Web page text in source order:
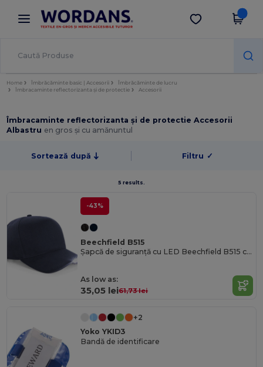
× Aplicația Wordans
Prețuri mai bune în aplicație!
Descarcă app
Home Îmbrăcăminte basic | Accesorii
Îmbrăcăminte de lucru
Îmbracaminte reflectorizanta și de protectie
Accesorii
Îmbracaminte reflectorizanta și de protectie Accesorii
Albastru en gros și cu amănuntul
Sortează după Filtru ✓
5 results.
-43%
Beechfield B515
Șapcă de siguranță cu LED Beechfield B515 cu ajustare reglabilă
As low as:
35,05 lei61,73 lei
+2
Yoko YKID3
Bandă de identificare